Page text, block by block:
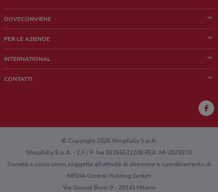
DOVECONVIENE
Chi siamo
Lavora con noi
PER LE AZIENDE
Richieste commerciali e marketing
INTERNATIONAL
CONTATTI
Hai un malfunzionamento sul web o sull'app?
© Copyright 2026 Shopfully S.p.A.
Shopfully S.p.A. - C.F / P. Iva 03156531208 REA: MI-2029270
Società a socio unico soggetta all’attività di direzione e coordinamento di
MEDIA Central Holding GmbH
Via Giosuè Borsi 9 - 20143 Milano